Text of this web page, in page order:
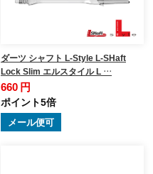
ダーツ シャフト L-Style L-SHaft
Lock Slim エルスタイル L …
660 円
ポイント5倍
メール便可